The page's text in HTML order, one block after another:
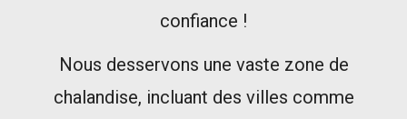
confiance !
Nous desservons une vaste zone de
chalandise, incluant des villes comme